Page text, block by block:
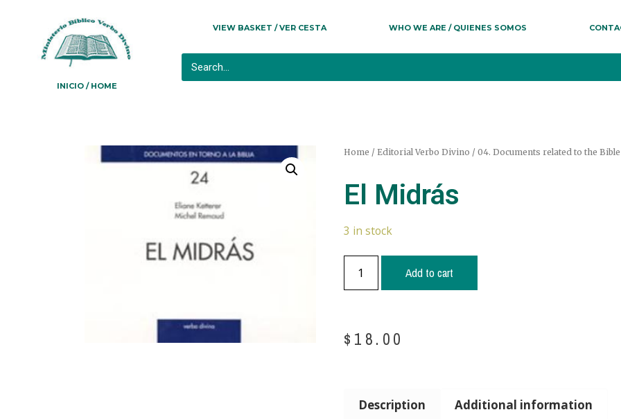
INICIO / HOME
VIEW BASKET / VER CESTA WHO WE ARE / QUIENES SOMOS
Home / Editorial Verbo Divino / 04. Documents related to the
El Midrás
3 in stock
Add to cart
$ 18.00
Description Additional information